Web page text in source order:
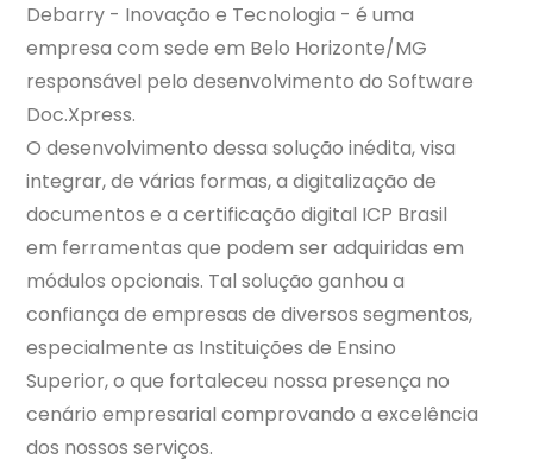
Debarry - Inovação e Tecnologia - é uma
empresa com sede em Belo Horizonte/MG
responsável pelo desenvolvimento do Software
Doc.Xpress.
O desenvolvimento dessa solução inédita, visa
integrar, de várias formas, a digitalização de
documentos e a certificação digital ICP Brasil
em ferramentas que podem ser adquiridas em
módulos opcionais. Tal solução ganhou a
confiança de empresas de diversos segmentos,
especialmente as Instituições de Ensino
Superior, o que fortaleceu nossa presença no
cenário empresarial comprovando a excelência
dos nossos serviços.